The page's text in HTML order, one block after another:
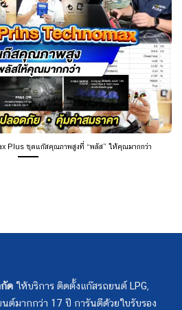
Plus ชุดแก๊สคุณภาพสูงที่ “พลัส” ให้คุณมากกว่า
ด ให้บริการ ติดตั้งแก๊สรถยนต์ LPG,
นต์มากกว่า 17 ปี การันตีด้วยใบรับรอง